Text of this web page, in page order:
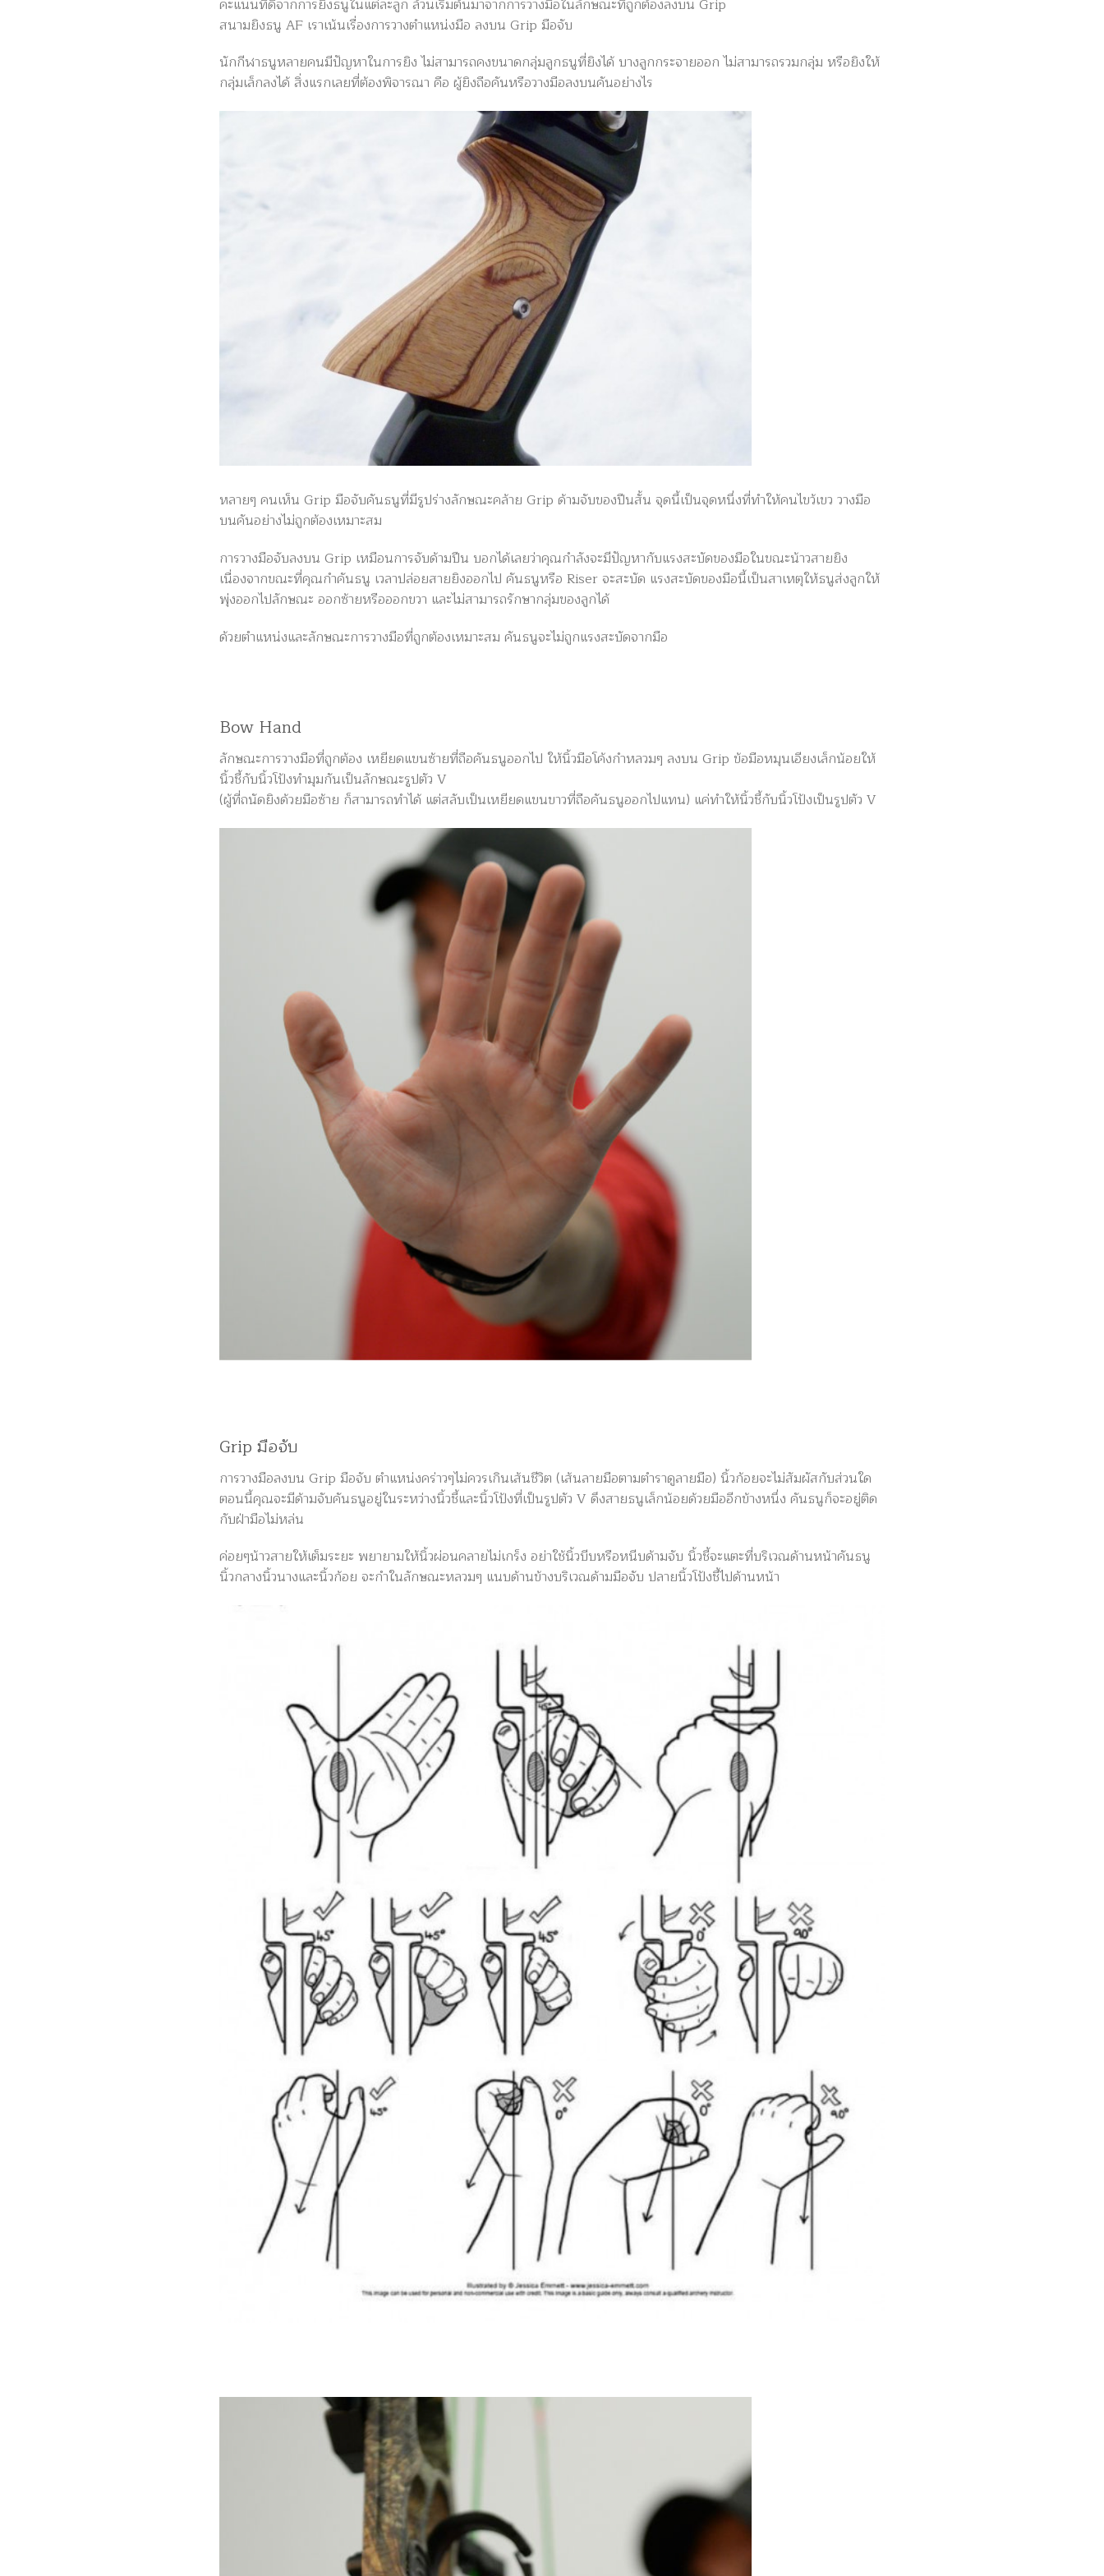
คะแนนที่ดีจากการยิงธนูในแต่ละลูก ล้วนเริ่มต้นมาจากการวางมือในลักษณะที่ถูกต้องลงบน Grip
สนามยิงธนู AF เราเน้นเรื่องการวางตำแหน่งมือ ลงบน Grip มือจับ
นักกีฬาธนูหลายคนมีปัญหาในการยิง ไม่สามารถคงขนาดกลุ่มลูกธนูที่ยิงได้ บางลูกกระจายออก ไม่สามารถรวมกลุ่ม หรือยิงให้
กลุ่มเล็กลงได้ สิ่งแรกเลยที่ต้องพิจารณา คือ ผู้ยิงถือคันหรือวางมือลงบนคันอย่างไร
หลายๆ คนเห็น Grip มือจับคันธนูที่มีรูปร่างลักษณะคล้าย Grip ด้ามจับของปืนสั้น จุดนี้เป็นจุดหนึ่งที่ทำให้คนไขว้เขว วางมือ
บนคันอย่างไม่ถูกต้องเหมาะสม
การวางมือจับลงบน Grip เหมือนการจับด้ามปืน บอกได้เลยว่าคุณกำลังจะมีปัญหากับแรงสะบัดของมือในขณะน้าวสายยิง
เนื่องจากขณะที่คุณกำคันธนู เวลาปล่อยสายยิงออกไป คันธนูหรือ Riser จะสะบัด แรงสะบัดของมือนี้เป็นสาเหตุให้ธนูส่งลูกให้
พุ่งออกไปลักษณะ ออกซ้ายหรือออกขวา และไม่สามารถรักษากลุ่มของลูกได้
ด้วยตำแหน่งและลักษณะการวางมือที่ถูกต้องเหมาะสม คันธนูจะไม่ถูกแรงสะบัดจากมือ
Bow Hand
ลักษณะการวางมือที่ถูกต้อง เหยียดแขนซ้ายที่ถือคันธนูออกไป ให้นิ้วมือโค้งกำหลวมๆ ลงบน Grip ข้อมือหมุนเอียงเล็กน้อยให้
นิ้วชี้กับนิ้วโป้งทำมุมกันเป็นลักษณะรูปตัว V
(ผู้ที่ถนัดยิงด้วยมือซ้าย ก็สามารถทำได้ แต่สลับเป็นเหยียดแขนขาวที่ถือคันธนูออกไปแทน) แค่ทำให้นิ้วชี้กับนิ้วโป้งเป็นรูปตัว V
Grip มือจับ
การวางมือลงบน Grip มือจับ ตำแหน่งคร่าวๆไม่ควรเกินเส้นชีวิต (เส้นลายมือตามตำราดูลายมือ) นิ้วก้อยจะไม่สัมผัสกับส่วนใด
ตอนนี้คุณจะมีด้ามจับคันธนูอยู่ในระหว่างนิ้วชี้และนิ้วโป้งที่เป็นรูปตัว V ดึงสายธนูเล็กน้อยด้วยมืออีกข้างหนึ่ง คันธนูก็จะอยู่ติด
กับฝ่ามือไม่หล่น
ค่อยๆน้าวสายให้เต็มระยะ พยายามให้นิ้วผ่อนคลายไม่เกร็ง อย่าใช้นิ้วบีบหรือหนีบด้ามจับ นิ้วชี้จะแตะที่บริเวณด้านหน้าคันธนู
นิ้วกลางนิ้วนางและนิ้วก้อย จะกำในลักษณะหลวมๆ แนบด้านข้างบริเวณด้ามมือจับ ปลายนิ้วโป้งชี้ไปด้านหน้า